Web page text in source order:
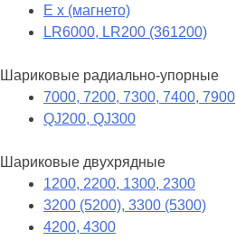
E x (магнето)
LR6000, LR200 (361200)
Шариковые радиально-упорные
7000, 7200, 7300, 7400, 7900
QJ200, QJ300
Шариковые двухрядные
1200, 2200, 1300, 2300
3200 (5200), 3300 (5300)
4200, 4300